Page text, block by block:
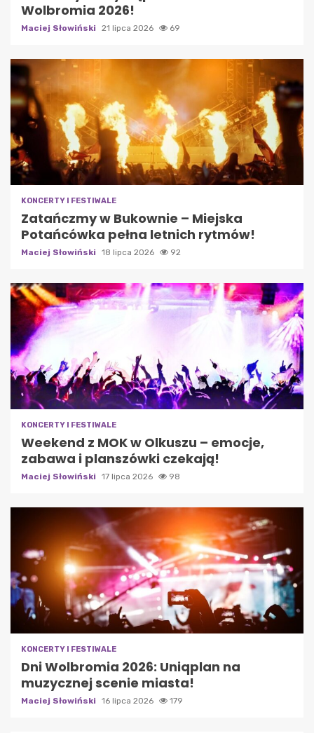
Wolbromia 2026!
Maciej Słowiński 21 lipca 2026 69
KONCERTY I FESTIWALE
Zatańczmy w Bukownie – Miejska
Potańcówka pełna letnich rytmów!
Maciej Słowiński 18 lipca 2026 92
KONCERTY I FESTIWALE
Weekend z MOK w Olkuszu – emocje,
zabawa i planszówki czekają!
Maciej Słowiński 17 lipca 2026 98
KONCERTY I FESTIWALE
Dni Wolbromia 2026: Uniqplan na
muzycznej scenie miasta!
Maciej Słowiński 16 lipca 2026 179